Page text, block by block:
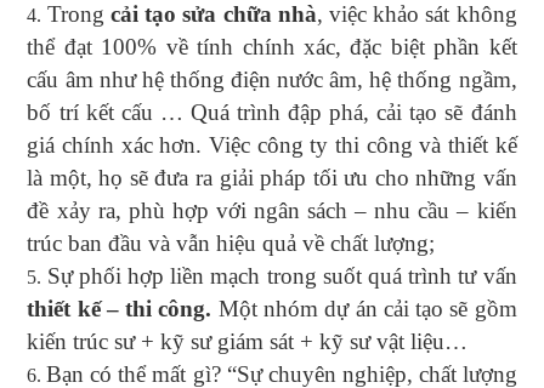
Trong cải tạo sửa chữa nhà, việc khảo sát không
thể đạt 100% về tính chính xác, đặc biệt phần kết
cấu âm như hệ thống điện nước âm, hệ thống ngầm,
bố trí kết cấu … Quá trình đập phá, cải tạo sẽ đánh
giá chính xác hơn. Việc công ty thi công và thiết kế
là một, họ sẽ đưa ra giải pháp tối ưu cho những vấn
đề xảy ra, phù hợp với ngân sách – nhu cầu – kiến
trúc ban đầu và vẫn hiệu quả về chất lượng;
Sự phối hợp liền mạch trong suốt quá trình tư vấn
thiết kế – thi công. Một nhóm dự án cải tạo sẽ gồm
kiến trúc sư + kỹ sư giám sát + kỹ sư vật liệu…
Bạn có thể mất gì? “Sự chuyên nghiệp, chất lượng